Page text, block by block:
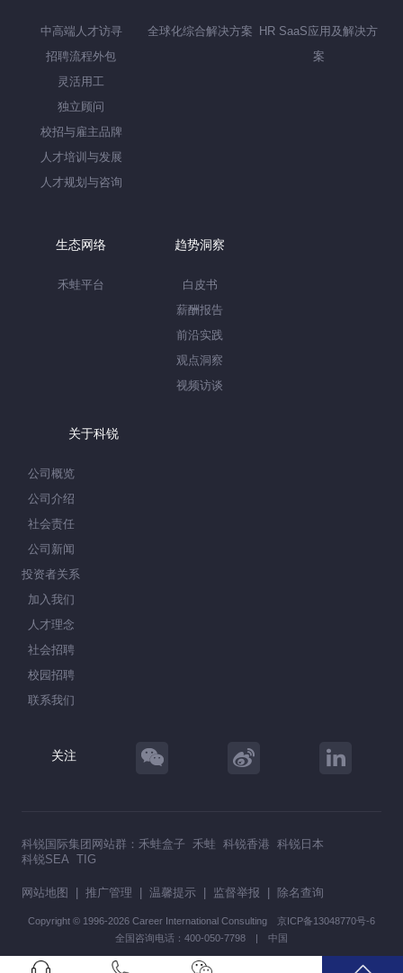
中高端人才访寻
招聘流程外包
灵活用工
独立顾问
校招与雇主品牌
人才培训与发展
人才规划与咨询
全球化综合解决方案
HR SaaS应用及解决方
案
生态网络
禾蛙平台
趋势洞察
白皮书
薪酬报告
前沿实践
观点洞察
视频访谈
关于科锐
公司概览
公司介绍
社会责任
公司新闻
投资者关系
加入我们
人才理念
社会招聘
校园招聘
联系我们
关注
科锐国际集团网站群： 禾蛙盒子 禾蛙 科锐香港 科锐日本
科锐SEA TIG
网站地图 | 推广管理 | 温馨提示 | 监督举报 | 除名查询
Copyright © 1996-2026 Career International Consulting 京ICP备13048770号-6
全国咨询电话：400-050-7798 | 中国